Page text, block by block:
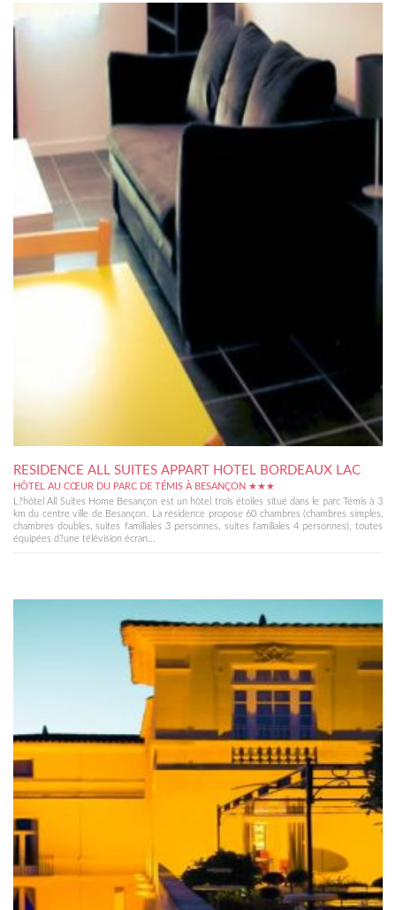
RESIDENCE ALL SUITES APPART HOTEL BORDEAUX LAC
HÔTEL AU CŒUR DU PARC DE TÉMIS À BESANÇON ★★★
L?hôtel All Suites Home Besançon est un hôtel trois étoiles situé dans le parc Témis à 3
km du centre ville de Besançon. La résidence propose 60 chambres (chambres simples,
chambres doubles, suites familiales 3 personnes, suites familiales 4 personnes), toutes
équipées d?une télévision écran...